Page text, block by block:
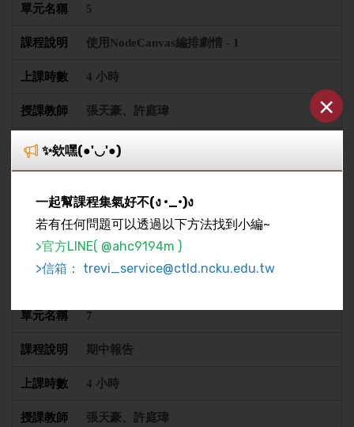
✨欸嘿(●'◡'●)
一起幫課程集氣好不(ง •_•)ง
若有任何問題可以透過以下方法找到小編~
>官方LINE( @ahc9194m )
>信箱： trevi_service@ctld.ncku.edu.tw
×
5
使用NodeCanvas編排劇情 - 1
4 小時
張天豪、許庭瑋
使用NodeCanvas編排劇情 - 2
4 小時
張天豪、許庭瑋
7
期中報告
4 小時
張天豪、許庭瑋